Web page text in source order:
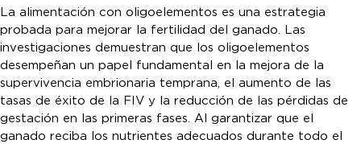
La alimentación con oligoelementos es una estrategia
probada para mejorar la fertilidad del ganado. Las
investigaciones demuestran que los oligoelementos
desempeñan un papel fundamental en la mejora de la
supervivencia embrionaria temprana, el aumento de las
tasas de éxito de la FIV y la reducción de las pérdidas de
gestación en las primeras fases. Al garantizar que el
ganado reciba los nutrientes adecuados durante todo el